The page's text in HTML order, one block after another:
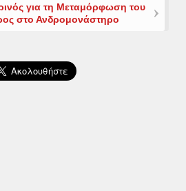
για τη Μεταμόρφωση του
στο Ανδρομονάστηρο